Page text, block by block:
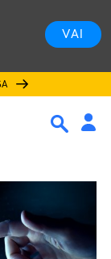
VAI